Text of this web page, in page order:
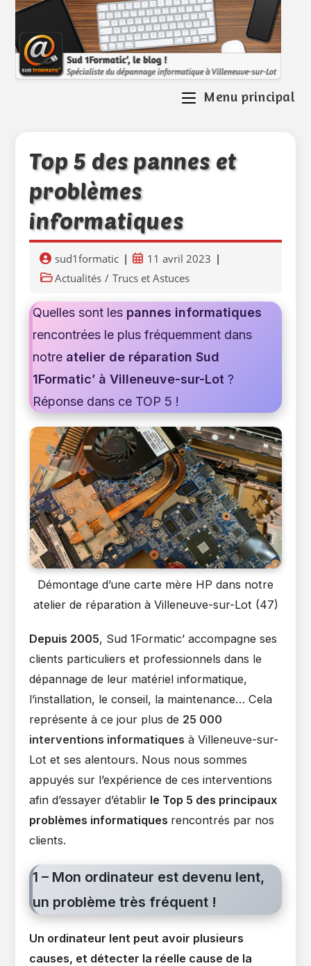
Skip
content
Menu principal
Top 5 des pannes et
problèmes
informatiques
Auteur/autrice
de
la
publication :
sud1formatic
Publication
publiée :
11 avril 2023
PostActualités / Trucs et Astuces
Quelles sont les pannes informatiques
rencontrées le plus fréquemment dans
notre atelier de réparation Sud
1Formatic’ à Villeneuve-sur-Lot?
Réponse dans ce TOP 5 !
Démontage d’une carte mère HP dans notre
atelier de réparation à Villeneuve-sur-Lot (47)
Depuis 2005, Sud 1Formatic’ accompagne ses
clients particuliers et professionnels dans le
dépannage de leur matériel informatique,
l’installation, le conseil, la maintenance… Cela
représente à ce jour plus de 25 000
interventions informatiques à Villeneuve-sur-
Lot et ses alentours. Nous nous sommes
appuyés sur l’expérience de ces interventions
afin d’essayer d’établir le Top 5 des principaux
problèmes informatiques rencontrés par nos
clients.
1 – Mon ordinateur est devenu lent,
un problème très fréquent !
Un ordinateur lent peut avoir plusieurs
causes, et détecter la réelle cause de la